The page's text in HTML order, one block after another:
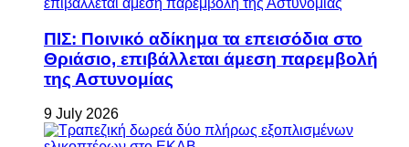
ΠΙΣ: Ποινικό αδίκημα τα επεισόδια στο
Θριάσιο, επιβάλλεται άμεση παρεμβολή
της Αστυνομίας
9 July 2026